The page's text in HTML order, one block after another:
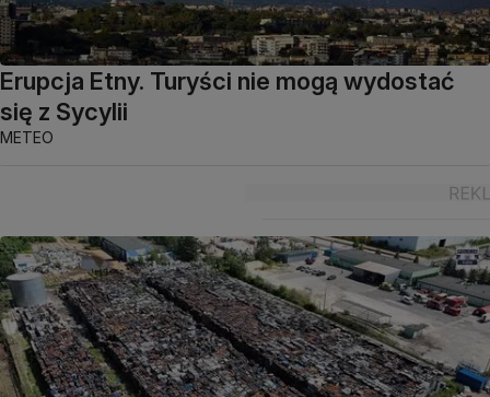
Erupcja Etny. Turyści nie mogą wydostać
się z Sycylii
METEO